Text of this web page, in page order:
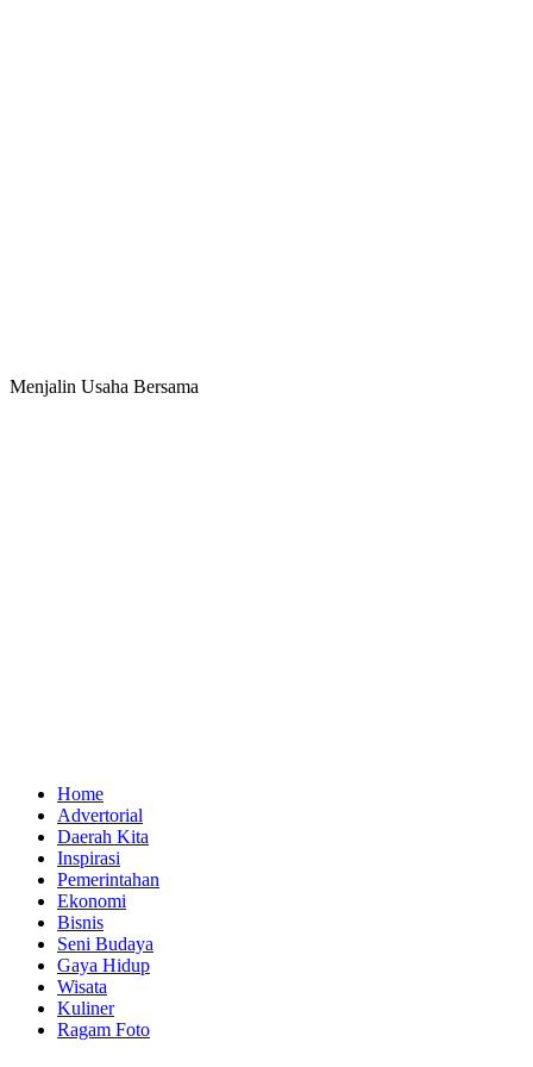
Menjalin Usaha Bersama
Home
Advertorial
Daerah Kita
Inspirasi
Pemerintahan
Ekonomi
Bisnis
Seni Budaya
Gaya Hidup
Wisata
Kuliner
Ragam Foto